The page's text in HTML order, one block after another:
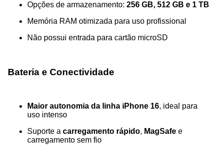
Opções de armazenamento: 256 GB, 512 GB e 1 TB
Memória RAM otimizada para uso profissional
Não possui entrada para cartão microSD
Bateria e Conectividade
Maior autonomia da linha iPhone 16, ideal para
uso intenso
Suporte a carregamento rápido, MagSafe e
carregamento sem fio